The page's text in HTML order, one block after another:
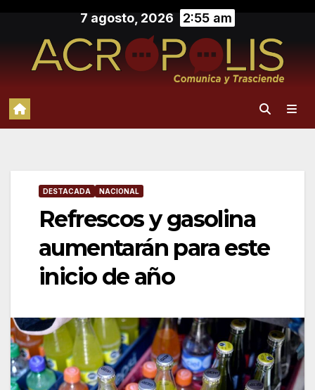
contenido
7 agosto, 2026 2:55 am
DESTACADA NACIONAL
Refrescos y gasolina
aumentarán para este
inicio de año